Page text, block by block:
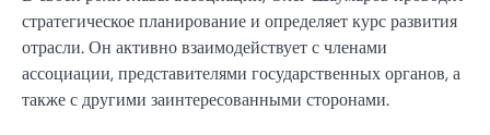
стратегическое планирование и определяет курс развития
отрасли. Он активно взаимодействует с членами
ассоциации, представителями государственных органов, а
также с другими заинтересованными сторонами.